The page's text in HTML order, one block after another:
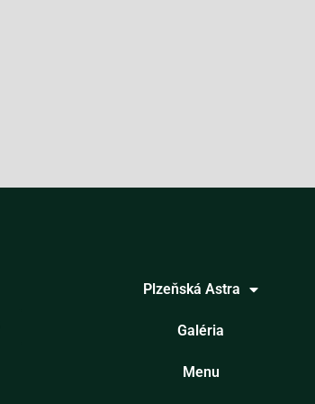
Plzeňská Astra
Galéria
Menu